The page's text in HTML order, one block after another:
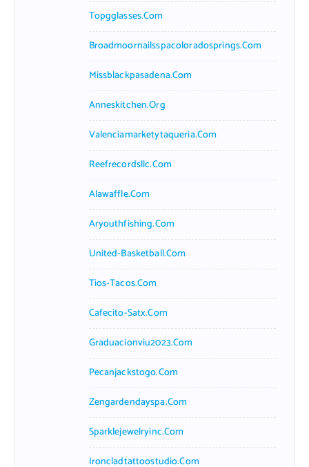
Topgglasses.com
Broadmoornailsspacoloradosprings.com
Missblackpasadena.com
Anneskitchen.org
Valenciamarketytaqueria.com
Reefrecordsllc.com
Alawaffle.com
Aryouthfishing.com
United-Basketball.com
Tios-Tacos.com
Cafecito-Satx.com
Graduacionviu2023.com
Pecanjackstogo.com
Zengardendayspa.com
Sparklejewelryinc.com
Ironcladtattoostudio.com